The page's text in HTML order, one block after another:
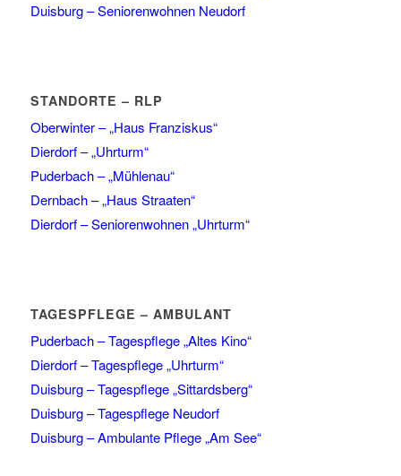
Duisburg – Seniorenwohnen Neudorf
STANDORTE – RLP
Oberwinter – „Haus Franziskus“
Dierdorf – „Uhrturm“
Puderbach – „Mühlenau“
Dernbach – „Haus Straaten“
Dierdorf – Seniorenwohnen „Uhrturm“
TAGESPFLEGE – AMBULANT
Puderbach – Tagespflege „Altes Kino“
Dierdorf – Tagespflege „Uhrturm“
Duisburg – Tagespflege „Sittardsberg“
Duisburg – Tagespflege Neudorf
Duisburg – Ambulante Pflege „Am See“